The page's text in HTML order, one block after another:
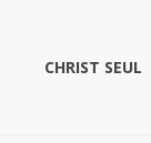
CHRIST SEUL